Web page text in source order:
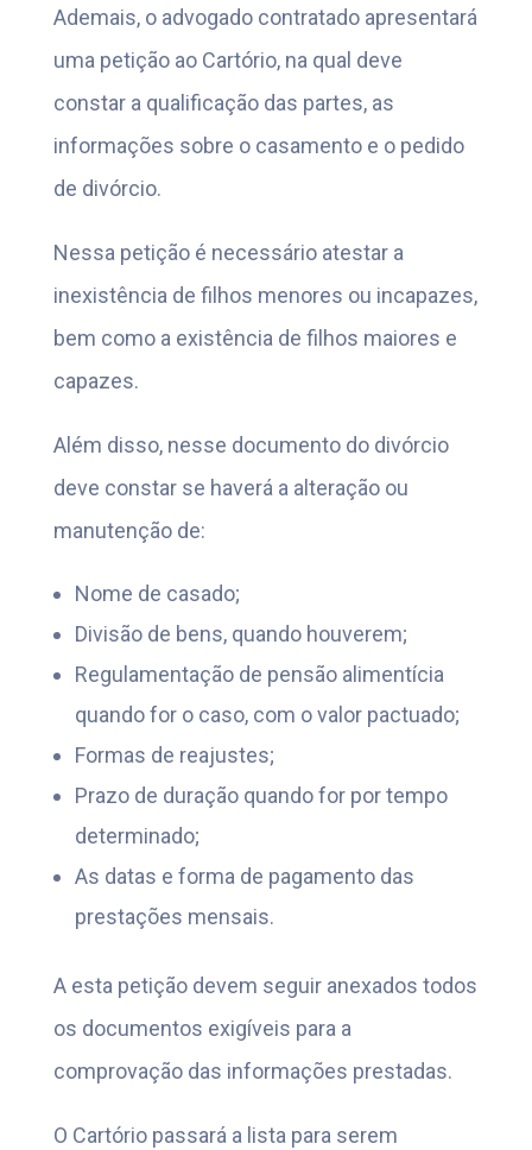
Ademais, o advogado contratado apresentará
uma petição ao Cartório, na qual deve
constar a qualificação das partes, as
informações sobre o casamento e o pedido
de divórcio.
Nessa petição é necessário atestar a
inexistência de filhos menores ou incapazes,
bem como a existência de filhos maiores e
capazes.
Além disso, nesse documento do divórcio
deve constar se haverá a alteração ou
manutenção de:
Nome de casado;
Divisão de bens, quando houverem;
Regulamentação de pensão alimentícia
quando for o caso, com o valor pactuado;
Formas de reajustes;
Prazo de duração quando for por tempo
determinado;
As datas e forma de pagamento das
prestações mensais.
A esta petição devem seguir anexados todos
os documentos exigíveis para a
comprovação das informações prestadas.
O Cartório passará a lista para serem